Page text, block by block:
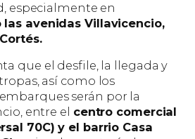
especialmente en
avenidas Villavicencio,
que el desfile, la llegada y
así como los
serán por la
entre el centro comercial
70C) y el barrio Casa